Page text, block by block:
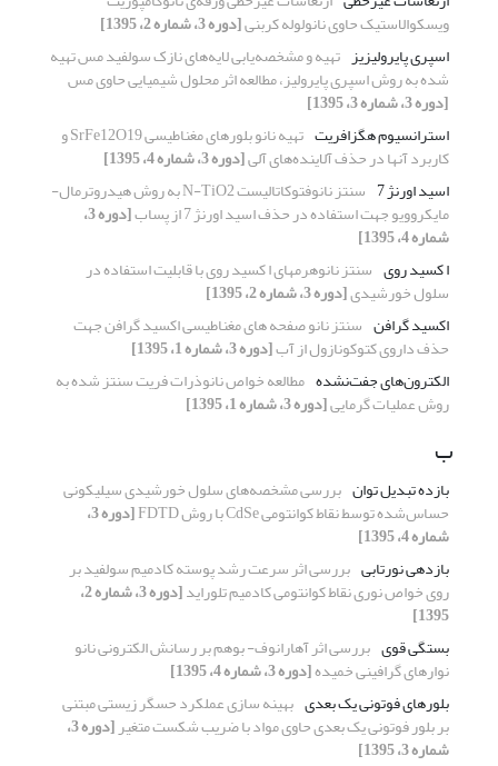
ویسکوالاستیک حاوی نانولوله کربنی[دوره 3، شماره 2، 1395]
اسپری پایرولیزیز تهیه و مشخصه‌یابی لایه‌های نازک سولفید مس تهیه
شده به روش اسپری پایرولیز، مطالعه اثر محلول شیمیایی حاوی مس
[دوره 3، شماره 3، 1395]
استرانسیوم هگزافریت
تهیه نانو بلور‌های مغناطیسی SrFe12O19 و
کاربرد آنها در حذف آلاینده‌های آلی[دوره 3، شماره 4، 1395]
اسید اورنژ 7
سنتز نانوفتوکاتالیست N-TiO2 به روش هیدروترمال-
مایکروویو جهت استفاده در حذف اسید اورنژ 7 از پساب [دوره 3،
شماره 4، 1395]
ا کسید روی سنتز نانوهرمهای ا کسید روی با قابلیت استفاده در
سلول خورشیدی[دوره 3، شماره 2، 1395]
اکسید گرافن سنتز نانو صفحه های مغناطیسی اکسید گرافن جهت
حذف داروی کتوکونازول از آب[دوره 3، شماره 1، 1395]
الکترون‌های جفت‌نشده مطالعه خواص نانوذرات فریت سنتز شده به
روش عملیات گرمایی[دوره 3، شماره 1، 1395]
ب
بازده تبدیل توان بررسی مشخصه‌های سلول خورشیدی سیلیکونی
حساس‌شده توسط نقاط کوانتومی CdSe با روش FDTD [دوره 3،
شماره 4، 1395]
بازدهی نورتابی بررسی اثر سرعت رشد پوسته کادمیم سولفید بر
روی خواص نوری نقاط کوانتومی کادمیم تلوراید [دوره 3، شماره 2،
1395]
بستگی قوی بررسی اثر آهارانوف- بوهم بر رسانش الکترونی نانو
نوارهای گرافینی خمیده[دوره 3، شماره 4، 1395]
بلورهای فوتونی یک بعدی بهینه سازی عملکرد حسگر زیستی مبتنی
بر بلور فوتونی یک بعدی حاوی مواد با ضریب شکست متغیر [دوره 3،
شماره 3، 1395]